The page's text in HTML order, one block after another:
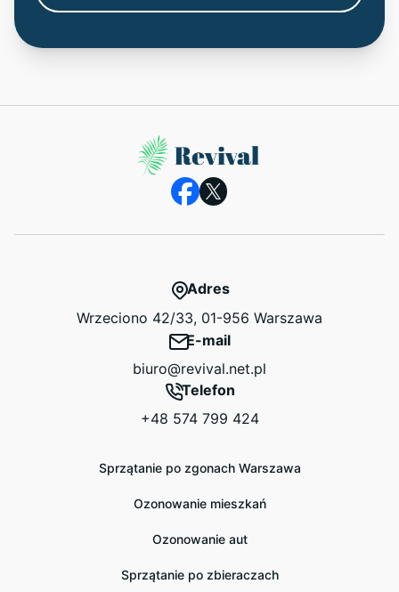
Adres
Wrzeciono 42/33, 01-956 Warszawa
E-mail
biuro@revival.net.pl
Telefon
+48 574 799 424
Sprzątanie po zgonach Warszawa
Ozonowanie mieszkań
Ozonowanie aut
Sprzątanie po zbieraczach